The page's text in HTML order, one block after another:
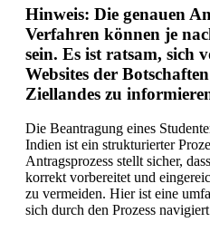
Hinweis: Die genauen
Verfahren können je
sein. Es ist ratsam, sich
Websites der
Ziellandes zu
Die Beantragung eines
Indien ist ein strukturierter
Antragsprozess stellt sicher,
korrekt vorbereitet und
zu vermeiden. Hier ist eine
sich durch den Prozess